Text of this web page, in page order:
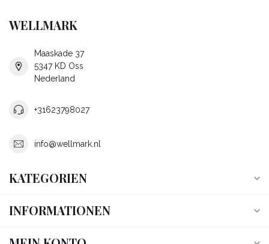
WELLMARK
Maaskade 37
5347 KD Oss
Nederland
+31623798027
info@wellmark.nl
KATEGORIEN
INFORMATIONEN